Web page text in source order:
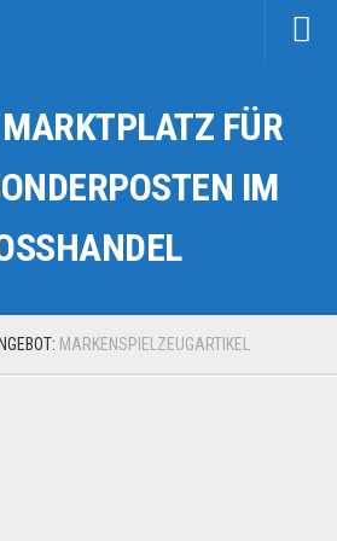
FÜR
IM
MARKENSPIELZEUGARTIKEL